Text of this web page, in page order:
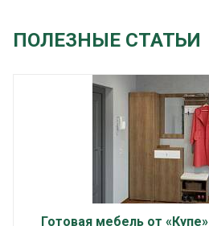
ПОЛЕЗНЫЕ СТАТЬИ
Готовая мебель от «Купе»